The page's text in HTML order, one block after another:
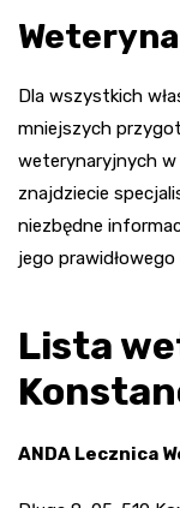
Dla wszystkich
mniejszych
weterynaryjnych
znajdziecie
niezbędne
jego
Lista
ANDA Lecznica